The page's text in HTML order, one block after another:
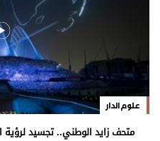
علوم الدار
متحف زايد الوطني.. تجسيد لرؤية